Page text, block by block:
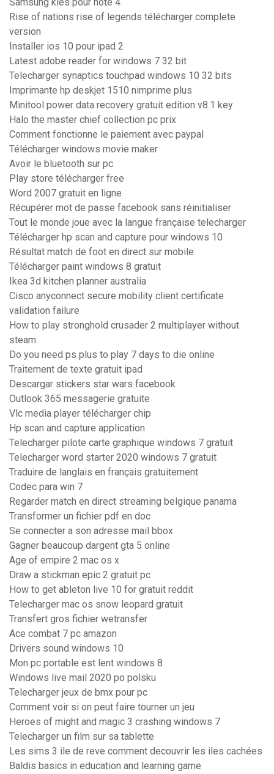
Samsung kies pour note 4
Rise of nations rise of legends télécharger complete
version
Installer ios 10 pour ipad 2
Latest adobe reader for windows 7 32 bit
Telecharger synaptics touchpad windows 10 32 bits
Imprimante hp deskjet 1510 nimprime plus
Minitool power data recovery gratuit edition v8.1 key
Halo the master chief collection pc prix
Comment fonctionne le paiement avec paypal
Télécharger windows movie maker
Avoir le bluetooth sur pc
Play store télécharger free
Word 2007 gratuit en ligne
Récupérer mot de passe facebook sans réinitialiser
Tout le monde joue avec la langue française telecharger
Télécharger hp scan and capture pour windows 10
Résultat match de foot en direct sur mobile
Télécharger paint windows 8 gratuit
Ikea 3d kitchen planner australia
Cisco anyconnect secure mobility client certificate
validation failure
How to play stronghold crusader 2 multiplayer without
steam
Do you need ps plus to play 7 days to die online
Traitement de texte gratuit ipad
Descargar stickers star wars facebook
Outlook 365 messagerie gratuite
Vlc media player télécharger chip
Hp scan and capture application
Telecharger pilote carte graphique windows 7 gratuit
Telecharger word starter 2020 windows 7 gratuit
Traduire de langlais en français gratuitement
Codec para win 7
Regarder match en direct streaming belgique panama
Transformer un fichier pdf en doc
Se connecter a son adresse mail bbox
Gagner beaucoup dargent gta 5 online
Age of empire 2 mac os x
Draw a stickman epic 2 gratuit pc
How to get ableton live 10 for gratuit reddit
Telecharger mac os snow leopard gratuit
Transfert gros fichier wetransfer
Ace combat 7 pc amazon
Drivers sound windows 10
Mon pc portable est lent windows 8
Windows live mail 2020 po polsku
Telecharger jeux de bmx pour pc
Comment voir si on peut faire tourner un jeu
Heroes of might and magic 3 crashing windows 7
Telecharger un film sur sa tablette
Les sims 3 ile de reve comment decouvrir les iles cachées
Baldis basics in education and learning game